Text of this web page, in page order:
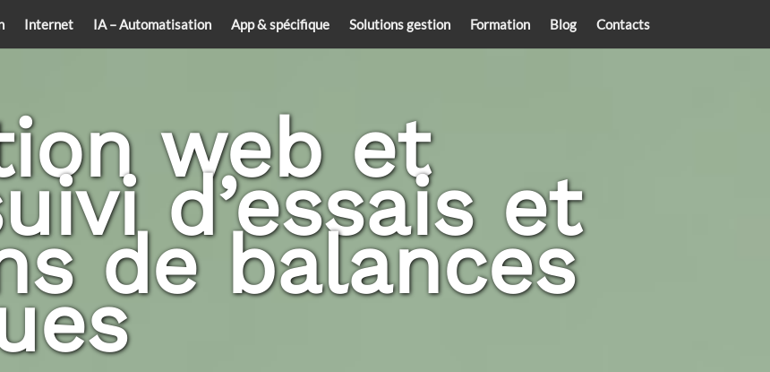
Internet IA – Automatisation App & spécifique Solutions gestion Formation Blog Contacts
web et
d’essais et
de balances